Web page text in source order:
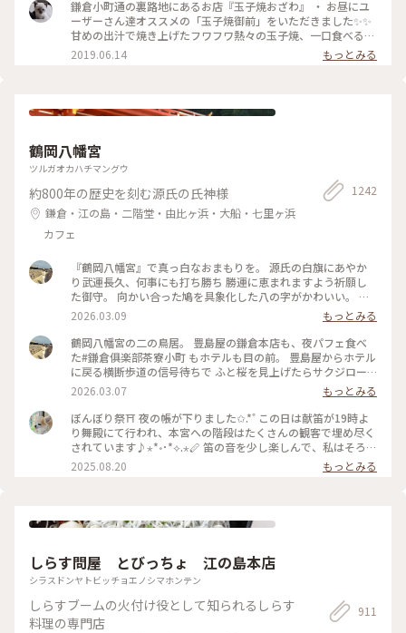
ったのに、長者の列で30分以上待った記憶が… 懐かし～ ま
た、食べに行きたいな～ #神奈川 #鎌倉 #玉子焼き #おざわ #御
膳 #名店 #小町通り #裏 #過去
鎌倉小町通の裏路地にあるお店『玉子焼おざわ』 ・ お昼にユ
ーザーさん達オススメの「玉子焼御前」をいただきました✨✨
甘めの出汁で焼き上げたフワフワ熱々の玉子焼、一口食べると
旨味がジュワーッと広がります😆 この味は絶対家で再現でき
ない美味しさです🌟 ・ ちなみに、ご飯の上の昆布もいいお
倉 #小町通り
2019.06.14 もっとみる
鶴岡八幡宮
ツルガオカハチマングウ
約800年の歴史を刻む源氏の氏神様
鎌倉・江の島・二階堂・由比ヶ浜・大船・七里ヶ浜
カフェ
1242
『鶴岡八幡宮』で真っ白なおまもりを。 源氏の白旗にあやか
り武運長久、何事にも打ち勝ち 勝運に恵まれますよう祈願し
た御守。 向かい合った鳩を具象化した八の字がかわいい。 鳩
が道案内をする“八幡神の使い”とされる神聖な鳥であり、 対
の鳩が末広がりで縁起が良いことも理由だそうです。 #はじめ
ての鎌倉#鎌倉#鶴岡八幡宮#国指定重要文化財#狛犬#旅の記念
2026.03.09
もっとみる
鶴岡八幡宮の二の鳥居。 豊島屋の鎌倉本店も、夜パフェ食べ
た#鎌倉俱楽部茶寮小町 もホテルも目の前。 豊島屋からホテル
に戻る横断歩道の信号待ちで ふと桜を見上げたらサクジロー
がいたのでiPhoneで。 #はじめての鎌倉#Ayu桜#サクジロー#
鎌倉#鶴岡八幡宮#二の鳥居#狛犬
2026.03.07
もっとみる
ぼんぼり祭⛩ 夜の帳が下りました✩.*˚ この日は献笛が19時よ
り舞殿にて行われ、本宮への階段はたくさんの観客で埋め尽く
されています♪⋆*॰･*⟡.⋆🪈 笛の音を少し楽しんで、私はそろそ
ろ帰らなければと、またぼんぼりを眺めながら参道を歩きます
まだこの時間からもたくさんの人が次々と向かっていて、長年
*˙︶˙*)ﾉ"ﾏﾀﾈｰ♡ #ゆるり夏時間 #神奈川 #鎌倉 #鶴岡八幡宮 #
2025.08.20 もっとみる
しらす問屋 とびっちょ 江の島本店
シラスドンヤトビッチョエノシマホンテン
しらすブームの火付け役として知られるしらす
料理の専門店
911